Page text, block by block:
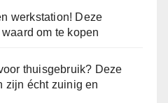
werkstation! Deze
om te kopen
thuisgebruik? Deze
zijn écht zuinig en